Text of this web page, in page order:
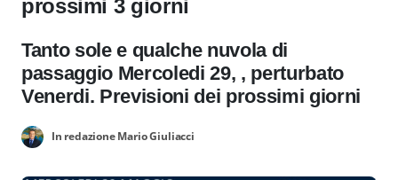
prossimi 3 giorni
Tanto sole e qualche nuvola di
passaggio Mercoledi 29, , perturbato
Venerdi. Previsioni dei prossimi giorni
In redazione Mario Giuliacci